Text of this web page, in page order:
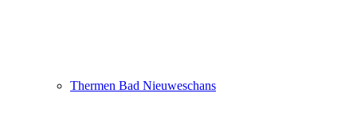
Thermen Bad Nieuweschans